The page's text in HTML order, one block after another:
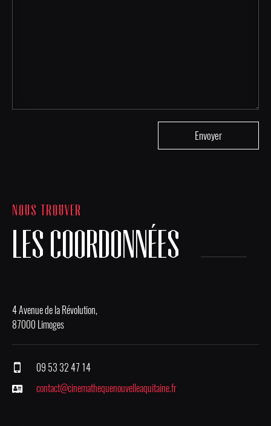
NOUS TROUVER
LES COORDONNÉES
4 Avenue de la Révolution,
87000 Limoges
09 53 32 47 14
contact@cinemathequenouvelleaquitaine.fr